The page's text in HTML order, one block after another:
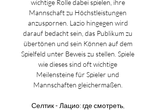
wichtige Rolle dabei spielen, ihre
Mannschaft zu Höchstleistungen
anzuspornen. Lazio hingegen wird
darauf bedacht sein, das Publikum zu
übertönen und sein Können auf dem
Spielfeld unter Beweis zu stellen. Spiele
wie dieses sind oft wichtige
Meilensteine für Spieler und
Mannschaften gleichermaßen.
Селтик - Лацио: где смотреть,